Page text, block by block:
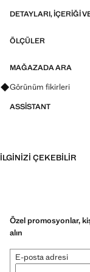
DETAYLARI, IÇERIĞI
ÖLÇÜLER
MAĞAZADA ARA
Görünümler, ürünler
Görünüm fikirleri
ASSISTANT
İLGINIZI ÇEKEBILIR
Özel promosyonlar,
alın
E-posta adresi